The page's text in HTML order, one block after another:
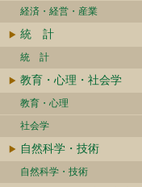
経済・経営・産業
統 計
統 計
教育・心理・社会学
教育・心理
社会学
自然科学・技術
自然科学・技術